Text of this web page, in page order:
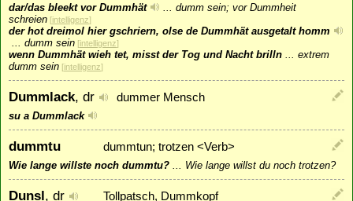
dar/das bleekt vor Dummhät
dumm sein; vor Dummheit
schreien [intelligenz]
der hot dreimol hier gschriern, olse de Dummhät ausgetalt homm
dumm sein [intelligenz]
wenn Dummhät wieh tet, misst der Tog und Nacht brilln
extrem
dumm sein [intelligenz]
Dummlack, dr dummer Mensch
su a Dummlack
dummtu dummtun; trotzen <Verb>
Wie lange willste noch dummtu? Wie lange willst du noch trotzen?
Dunsl, dr Tollpatsch, Dummkopf